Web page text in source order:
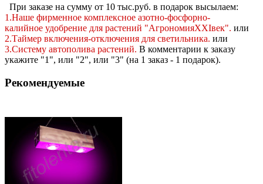
При заказе на сумму от 10 тыс.руб. в подарок высылаем:
1.Наше фирменное комплексное азотно-фосфорно-
калийное удобрение для растений "АгрономияXXIвек". или
2.Таймер включения-отключения для светильника. или
3.Систему автополива растений. В комментарии к заказу
укажите "1", или "2", или "3" (на 1 заказ - 1 подарок).
Рекомендуемые